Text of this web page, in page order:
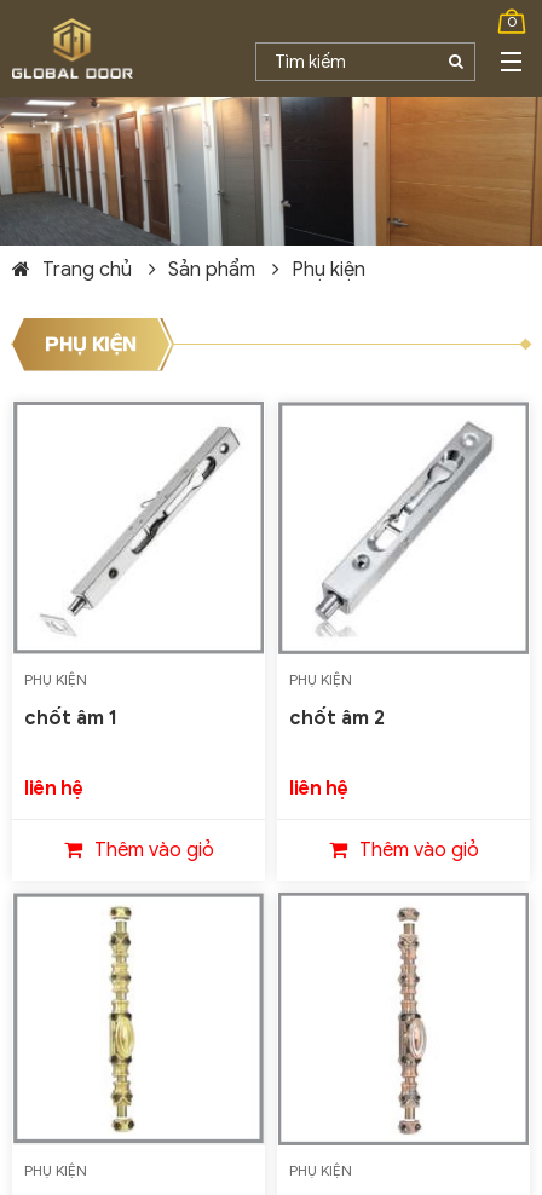
0
Trang chủ Sản phẩm Phụ kiện
PHỤ KIỆN
PHỤ KIỆN
chốt âm 1
liên hệ
Thêm vào giỏ
PHỤ KIỆN
chốt âm 2
liên hệ
Thêm vào giỏ
PHỤ KIỆN PHỤ KIỆN